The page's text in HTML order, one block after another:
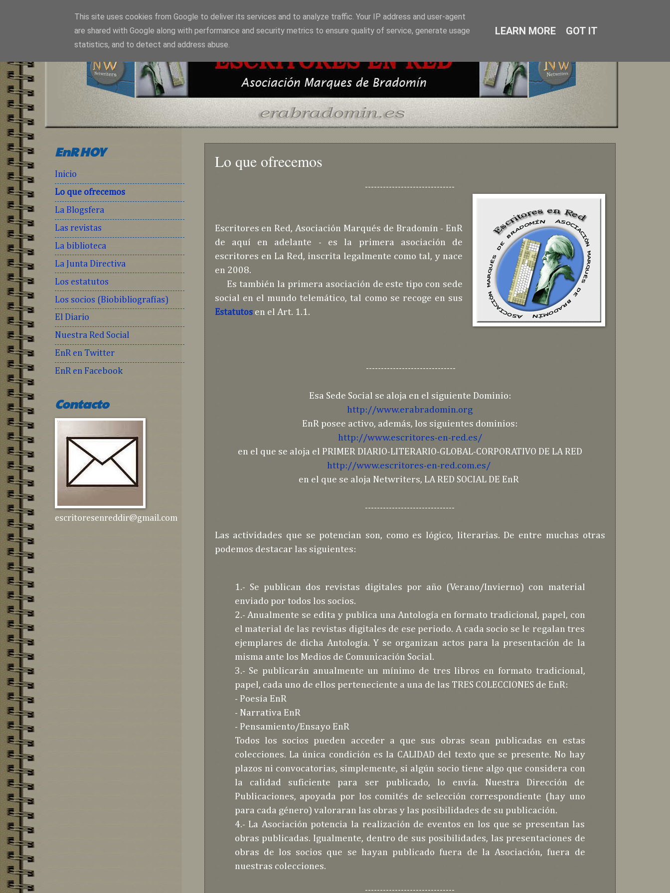
Lo que ofrecemos
------------------------------
Escritores en Red, Asociación Marqués de Bradomín - EnR
de aquí en adelante - es la primera asociación de
escritores en La Red, inscrita legalmente como tal, y nace
en 2008.
Es también la primera asociación de este tipo con sede
social en el mundo telemático, tal como se recoge en sus
Estatutosen el Art. 1.1.
------------------------------
Esa Sede Social se aloja en el siguiente Dominio:
http://www.erabradomin.org
EnR posee activo, además, los siguientes dominios:
http://www.escritores-en-red.es/
en el que se aloja el PRIMER DIARIO-LITERARIO-GLOBAL-CORPORATIVO DE LA RED
http://www.escritores-en-red.com.es/
en el que se aloja Netwriters, LA RED SOCIAL DE EnR
------------------------------
Las actividades que se potencian son, como es lógico, literarias. De entre muchas otras
podemos destacar las siguientes:
1.- Se publican dos revistas digitales por año (Verano/Invierno) con material
enviado por todos los socios.
2.- Anualmente se edita y publica una Antología en formato tradicional, papel, con
el material de las revistas digitales de ese periodo. A cada socio se le regalan tres
ejemplares de dicha Antología. Y se organizan actos para la presentación de la
misma ante los Medios de Comunicación Social.
3.- Se publicarán anualmente un mínimo de tres libros en formato tradicional,
papel, cada uno de ellos perteneciente a una de las TRES COLECCIONES de EnR:
- Poesía EnR
- Narrativa EnR
- Pensamiento/Ensayo EnR
Todos los socios pueden acceder a que sus obras sean publicadas en estas
colecciones. La única condición es la CALIDAD del texto que se presente. No hay
plazos ni convocatorias, simplemente, si algún socio tiene algo que considera con
la calidad suficiente para ser publicado, lo envía. Nuestra Dirección de
Publicaciones, apoyada por los comités de selección correspondiente (hay uno
para cada género) valoraran las obras y las posibilidades de su publicación.
4.- La Asociación potencia la realización de eventos en los que se presentan las
obras publicadas. Igualmente, dentro de sus posibilidades, las presentaciones de
obras de los socios que se hayan publicado fuera de la Asociación, fuera de
nuestras colecciones.
------------------------------
EnR HOY
Inicio
Lo que ofrecemos
La Blogsfera
Las revistas
La biblioteca
La Junta Directiva
Los estatutos
Los socios (Biobibliografías)
El Diario
Nuestra Red Social
EnR en Twitter
EnR en Facebook
Contacto
escritoresenreddir@gmail.com
This site uses cookies from Google to deliver its services and to analyze traffic. Your IP address and user-agent
are shared with Google along with performance and security metrics to ensure quality of service, generate usage
statistics, and to detect and address abuse.
LEARN MORE GOT IT